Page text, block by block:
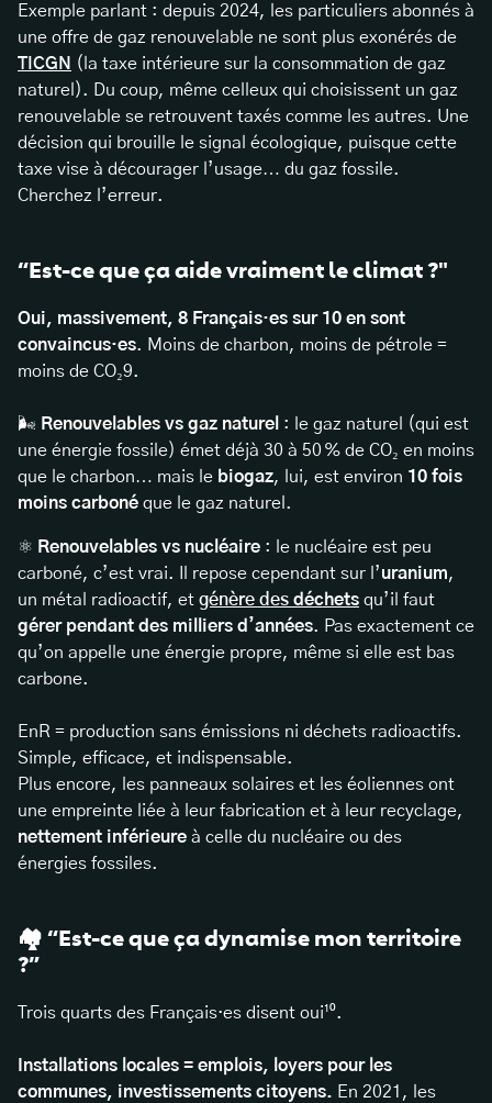
Exemple parlant : depuis 2024, les particuliers abonnés à
une offre de gaz renouvelable ne sont plus exonérés de
TICGN (la taxe intérieure sur la consommation de gaz
naturel). Du coup, même celleux qui choisissent un gaz
renouvelable se retrouvent taxés comme les autres. Une
décision qui brouille le signal écologique, puisque cette
taxe vise à décourager l’usage… du gaz fossile.
Cherchez l’erreur.
“Est-ce que ça aide vraiment le climat ?"
Oui, massivement, 8 Français·es sur 10 en sont
convaincus·es. Moins de charbon, moins de pétrole =
moins de CO₂9.
🌬️ Renouvelables vs gaz naturel : le gaz naturel (qui est
une énergie fossile) émet déjà 30 à 50 % de CO₂ en moins
que le charbon… mais le biogaz, lui, est environ 10 fois
moins carboné que le gaz naturel.
⚛️ Renouvelables vs nucléaire : le nucléaire est peu
carboné, c’est vrai. Il repose cependant sur l’uranium,
un métal radioactif, et génère des déchets qu’il faut
gérer pendant des milliers d’années. Pas exactement ce
qu’on appelle une énergie propre, même si elle est bas
carbone.
EnR = production sans émissions ni déchets radioactifs.
Simple, efficace, et indispensable.
Plus encore, les panneaux solaires et les éoliennes ont
une empreinte liée à leur fabrication et à leur recyclage,
nettement inférieure à celle du nucléaire ou des
énergies fossiles.
🏘️ “Est-ce que ça dynamise mon territoire
?”
Trois quarts des Français·es disent oui¹⁰.
Installations locales = emplois, loyers pour les
communes, investissements citoyens. En 2021, les